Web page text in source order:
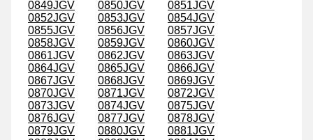
0849JGV
0850JGV
0851JGV
0852JGV
0853JGV
0854JGV
0855JGV
0856JGV
0857JGV
0858JGV
0859JGV
0860JGV
0861JGV
0862JGV
0863JGV
0864JGV
0865JGV
0866JGV
0867JGV
0868JGV
0869JGV
0870JGV
0871JGV
0872JGV
0873JGV
0874JGV
0875JGV
0876JGV
0877JGV
0878JGV
0879JGV
0880JGV
0881JGV